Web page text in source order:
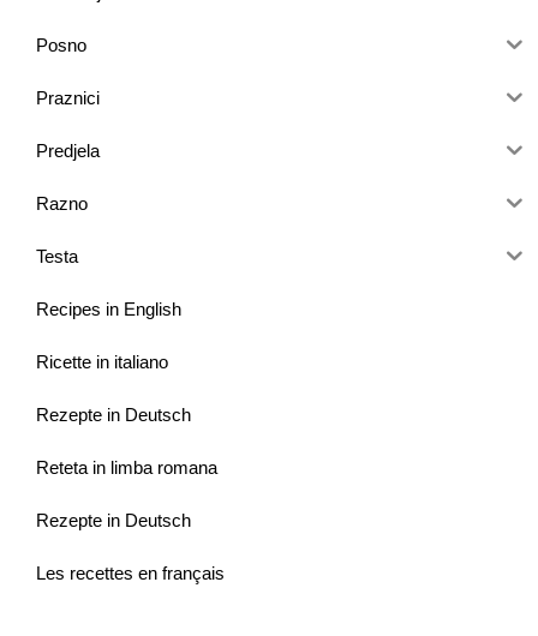
Posno
Praznici
Predjela
Razno
Testa
Recipes in English
Ricette in italiano
Rezepte in Deutsch
Reteta in limba romana
Rezepte in Deutsch
Les recettes en français